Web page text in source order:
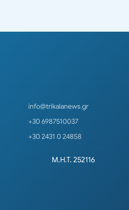
info@trikalanews.gr
+30 6987510037
+30 2431 0 24858
Μ.Η.Τ. 252116